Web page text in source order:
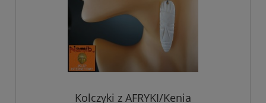
Kolczyki z AFRYKI/Kenia